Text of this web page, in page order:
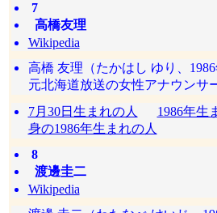
7
高橋友理
Wikipedia
高橋 友理（たかはし ゆり、1986
元北海道放送の女性アナウンサ
7月30日生まれの人
1986年生
身の1986年生まれの人
8
渡邊圭二
Wikipedia